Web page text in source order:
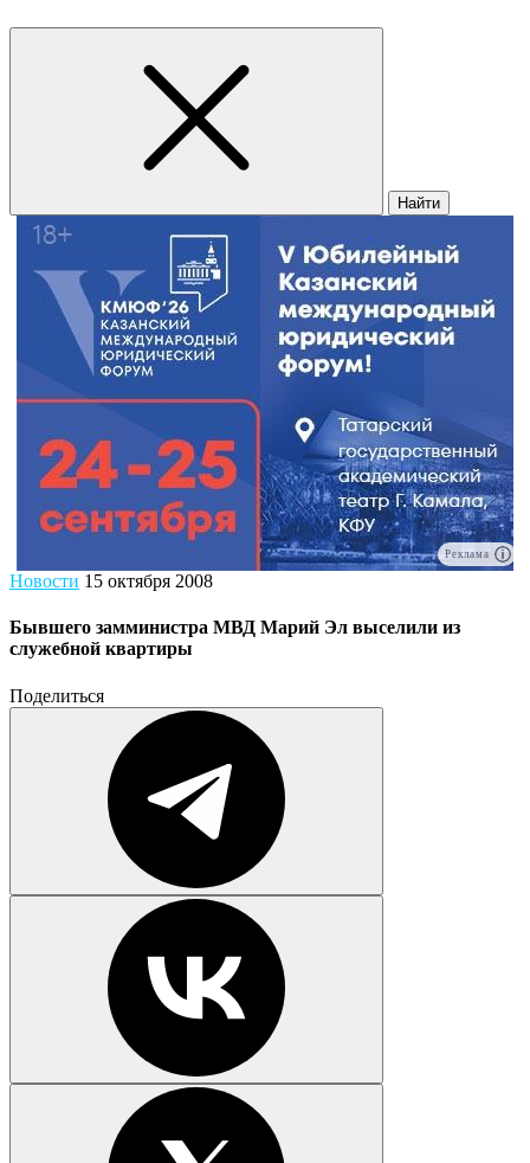
Найти
Реклама
Новости 15 октября 2008
Бывшего замминистра МВД Марий Эл выселили из
служебной квартиры
Поделиться